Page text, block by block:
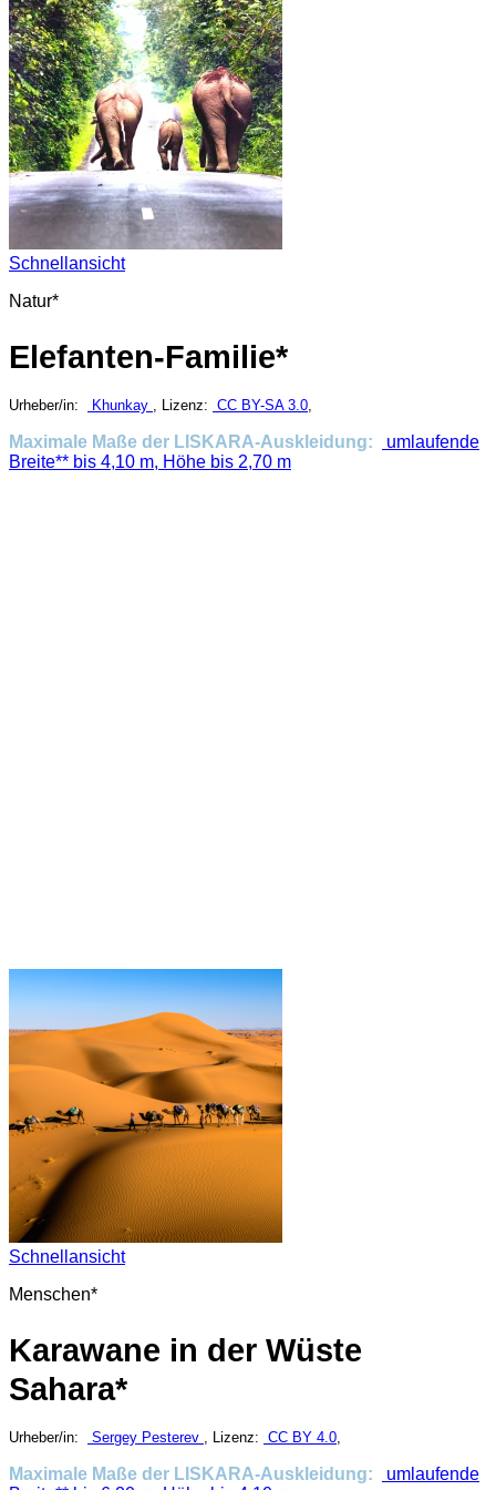
Schnellansicht
Natur*
Elefanten-Familie*
Urheber/in: Khunkay , Lizenz: CC BY-SA 3.0
Maximale Maße der LISKARA-Auskleidung:
umlaufende
Breite** bis 4,10 m, Höhe bis 2,70 m
Schnellansicht
Menschen*
Karawane in der Wüste
Sahara*
Urheber/in: Sergey Pesterev , Lizenz: CC BY 4.0
Maximale Maße der LISKARA-Auskleidung:
umlaufende